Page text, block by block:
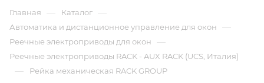
Главная — Каталог —
Автоматика и дистанционное управление для окон —
Реечные электроприводы для окон —
Реечные электроприводы RACK - AUX RACK (UCS, Италия)
— Рейка механическая RACK GROUP